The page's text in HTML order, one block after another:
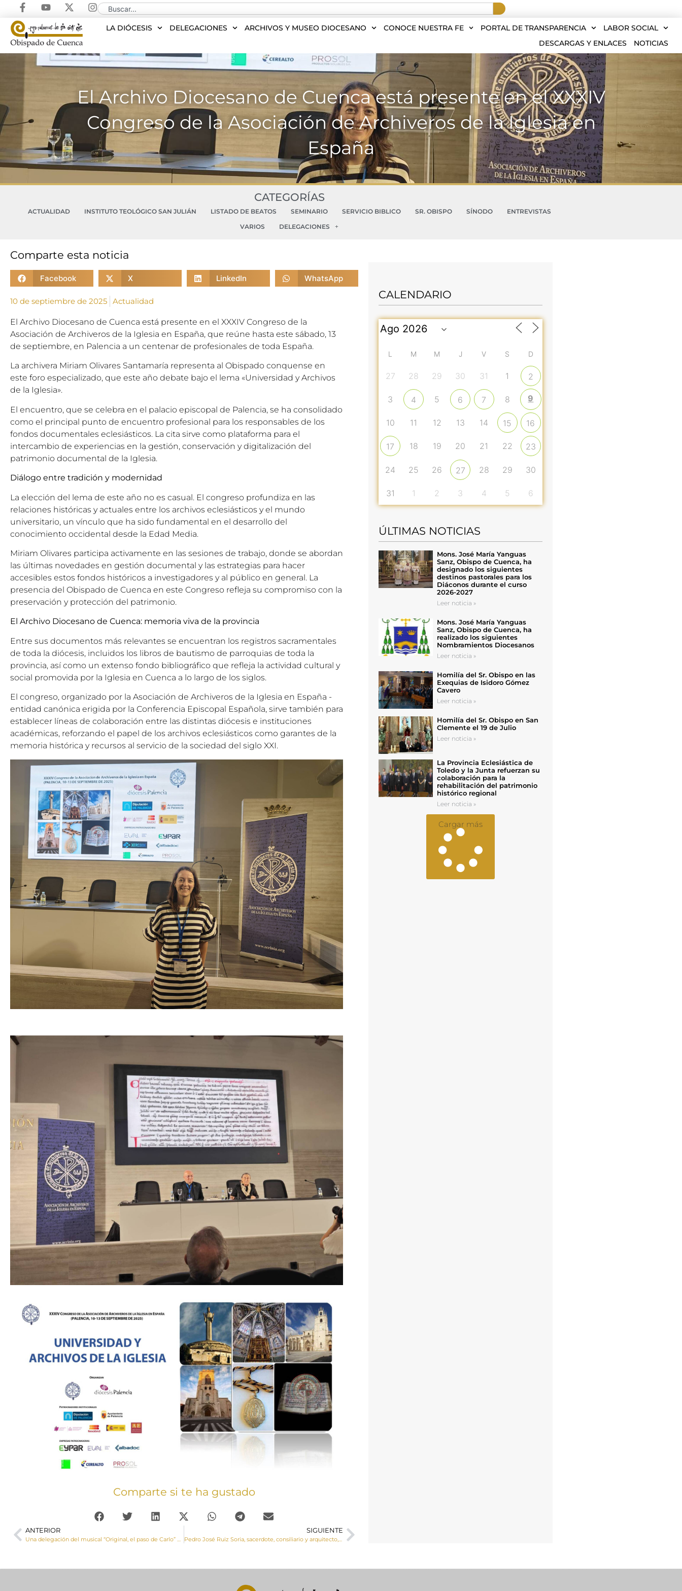
LA DIÓCESIS DELEGACIONES ARCHIVOS Y MUSEO DIOCESANO CONOCE NUESTRA FE PORTAL DE TRANSPARENCIA
LABOR SOCIAL
DESCARGAS Y ENLACES
NOTICIAS
El Archivo Diocesano de Cuenca está presente en el XXXIV
Congreso de la Asociación de Archiveros de la Iglesia en
España
CATEGORÍAS
ACTUALIDAD INSTITUTO TEOLÓGICO SAN JULIÁN LISTADO DE BEATOS SEMINARIO SERVICIO BIBLICO SR. OBISPO SÍNODO
ENTREVISTAS
VARIOS
DELEGACIONES
Comparte esta noticia
Facebook X LinkedIn WhatsApp
10 de septiembre de 2025 Actualidad
El Archivo Diocesano de Cuenca está presente en el XXXIV Congreso de la
Asociación de Archiveros de la Iglesia en España, que reúne hasta este sábado, 13
de septiembre, en Palencia a un centenar de profesionales de toda España.
La archivera Miriam Olivares Santamaría representa al Obispado conquense en
este foro especializado, que este año debate bajo el lema «Universidad y Archivos
de la Iglesia».
El encuentro, que se celebra en el palacio episcopal de Palencia, se ha consolidado
como el principal punto de encuentro profesional para los responsables de los
fondos documentales eclesiásticos. La cita sirve como plataforma para el
intercambio de experiencias en la gestión, conservación y digitalización del
patrimonio documental de la Iglesia.
Diálogo entre tradición y modernidad
La elección del lema de este año no es casual. El congreso profundiza en las
relaciones históricas y actuales entre los archivos eclesiásticos y el mundo
universitario, un vínculo que ha sido fundamental en el desarrollo del
conocimiento occidental desde la Edad Media.
Miriam Olivares participa activamente en las sesiones de trabajo, donde se abordan
las últimas novedades en gestión documental y las estrategias para hacer
accesibles estos fondos históricos a investigadores y al público en general. La
presencia del Obispado de Cuenca en este Congreso refleja su compromiso con la
preservación y protección del patrimonio.
El Archivo Diocesano de Cuenca: memoria viva de la provincia
Entre sus documentos más relevantes se encuentran los registros sacramentales
de toda la diócesis, incluidos los libros de bautismo de parroquias de toda la
provincia, así como un extenso fondo bibliográfico que refleja la actividad cultural y
social promovida por la Iglesia en Cuenca a lo largo de los siglos.
El congreso, organizado por la Asociación de Archiveros de la Iglesia en España -
entidad canónica erigida por la Conferencia Episcopal Española, sirve también para
establecer líneas de colaboración entre las distintas diócesis e instituciones
académicas, reforzando el papel de los archivos eclesiásticos como garantes de la
memoria histórica y recursos al servicio de la sociedad del siglo XXI.
Comparte si te ha gustado
ANTERIOR
Una delegación del musical “Original, el paso de Carlo” participa en la canonización de Carlo Acutis y Pier Giorgio Frassati. Además, la Delegación de Juventud y el Seminario de Cuenca ya custodian una reliquia de Carlo Acutis
SIGUIENTE
Pedro José Ruiz Soria, sacerdote, consiliario y arquitecto, elegido Cartelista de la Semana Santa de Cuenca de 2026
CALENDARIO
L M M J V S D
27 28 29 30 31 1 2
3 4 5 6 7 8 9
10 11 12 13 14 15 16
17 18 19 20 21 22 23
24 25 26 27 28 29 30
31 1 2 3 4 5 6
ÚLTIMAS NOTICIAS
Mons. José María Yanguas
Sanz, Obispo de Cuenca, ha
designado los siguientes
destinos pastorales para los
Diáconos durante el curso
2026-2027
Leer noticia »
Mons. José María Yanguas
Sanz, Obispo de Cuenca, ha
realizado los siguientes
Nombramientos Diocesanos
Leer noticia »
Homilía del Sr. Obispo en las
Exequias de Isidoro Gómez
Cavero
Leer noticia »
Homilía del Sr. Obispo en San
Clemente el 19 de Julio
Leer noticia »
La Provincia Eclesiástica de
Toledo y la Junta refuerzan su
colaboración para la
rehabilitación del patrimonio
histórico regional
Leer noticia »
Cargar más